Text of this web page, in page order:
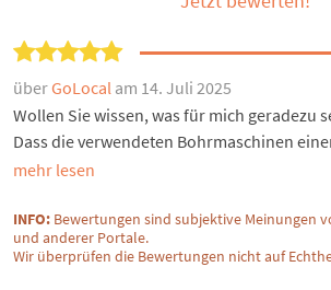
überGoLocal am 14. Juli 2025
Wollen Sie wissen, was für mich geradezu
Dass die verwendeten Bohrmaschinen
mehr lesen
INFO: Bewertungen sind subjektive Meinungen
und anderer Portale.
Wir überprüfen die Bewertungen nicht auf